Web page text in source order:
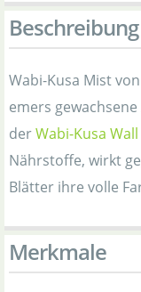
Beschreibung
Wabi-Kusa Mist
emers
derWabi-Kusa
Nährstoffe, wirkt
Blätter ihre volle
Merkmale